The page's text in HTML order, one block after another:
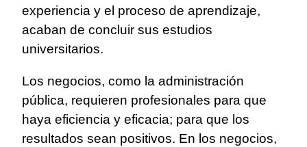
experiencia y el proceso de aprendizaje,
acaban de concluir sus estudios
universitarios.
Los negocios, como la administración
pública, requieren profesionales para que
haya eficiencia y eficacia; para que los
resultados sean positivos. En los negocios,